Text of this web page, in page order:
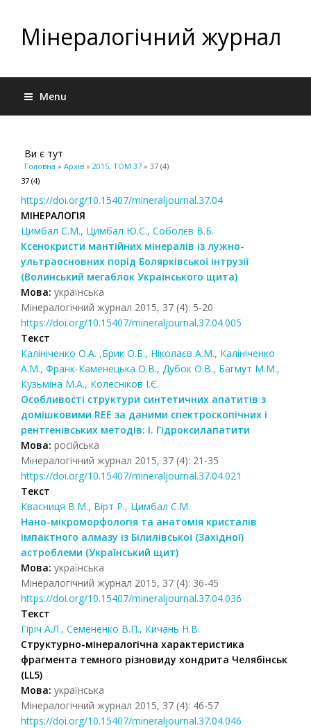
Мінералогічний журнал
Menu
Ви є тут
Головна » Архів » 2015, ТОМ 37 » 37 (4)
37 (4)
https://doi.org/10.15407/mineraljournal.37.04
МІНЕРАЛОГІЯ
Цимбал С.М., Цимбал Ю.С., Соболєв В.Б.
Ксенокристи мантійних мінералів із лужно-
ультраосновних порід Болярківської інтрузії
(Волинський мегаблок Українського щита)
Мова: українська
Мінералогічний журнал 2015, 37 (4): 5-20
https://doi.org/10.15407/mineraljournal.37.04.005
Текст
Калініченко О.А. ,Брик О.Б., Ніколаєв А.М., Калініченко
А.М., Франк-Каменецька О.В., Дубок О.В., Багмут М.М.,
Кузьміна М.А., Колесніков І.Є.
Особливості структури синтетичних апатитів з
домішковими REE за даними спектроскопічних і
рентгенівських методів: I. Гідроксилапатити
Мова: російська
Мінералогічний журнал 2015, 37 (4): 21-35
https://doi.org/10.15407/mineraljournal.37.04.021
Текст
Квасниця В.М., Вірт Р., Цимбал С.М.
Нано-мікроморфологія та анатомія кристалів
імпактного алмазу із Білилівської (Західної)
астроблеми (Український щит)
Мова: українська
Мінералогічний журнал 2015, 37 (4): 36-45
https://doi.org/10.15407/mineraljournal.37.04.036
Текст
Гіріч А.Л., Семененко В.П., Кичань Н.В.
Структурно-мінералогічна характеристика
фрагмента темного різновиду хондрита Челябінськ
(LL5)
Мова: українська
Мінералогічний журнал 2015, 37 (4): 46-57
https://doi.org/10.15407/mineraljournal.37.04.046